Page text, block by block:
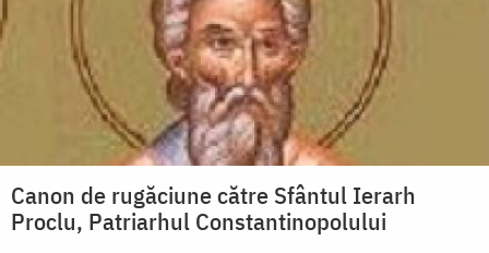
Canon de rugăciune către Sfântul Ierarh
Proclu, Patriarhul Constantinopolului